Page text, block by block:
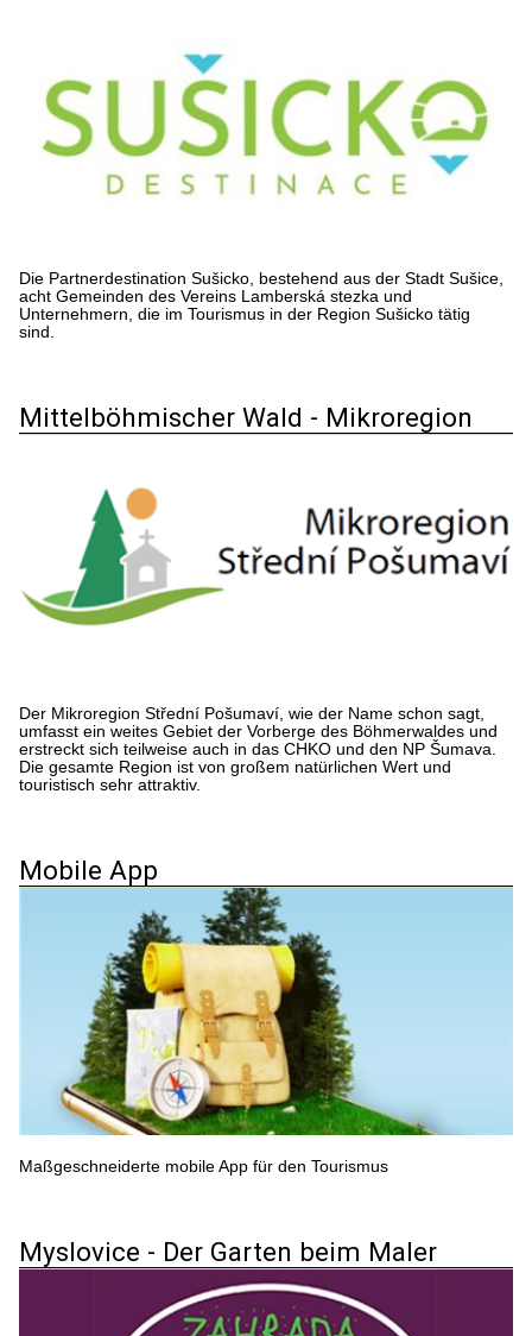
Die Partnerdestination Sušicko, bestehend aus der Stadt Sušice,
acht Gemeinden des Vereins Lamberská stezka und
Unternehmern, die im Tourismus in der Region Sušicko tätig
sind.
Mittelböhmischer Wald - Mikroregion
Der Mikroregion Střední Pošumaví, wie der Name schon sagt,
umfasst ein weites Gebiet der Vorberge des Böhmerwaldes und
erstreckt sich teilweise auch in das CHKO und den NP Šumava.
Die gesamte Region ist von großem natürlichen Wert und
touristisch sehr attraktiv.
Mobile App
Maßgeschneiderte mobile App für den Tourismus
Myslovice - Der Garten beim Maler